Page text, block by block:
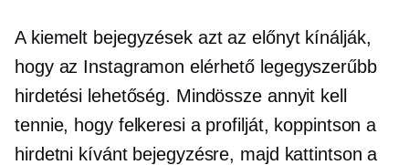
A kiemelt bejegyzések azt az előnyt kínálják,
hogy az Instagramon elérhető legegyszerűbb
hirdetési lehetőség. Mindössze annyit kell
tennie, hogy felkeresi a profilját, koppintson a
hirdetni kívánt bejegyzésre, majd kattintson a